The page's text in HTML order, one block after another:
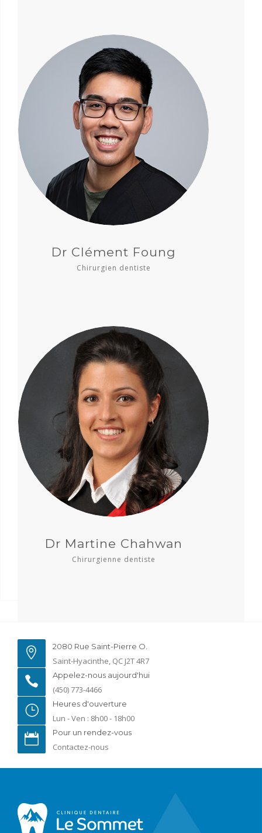
Dr Clément Foung
Chirurgien dentiste
Dr Martine Chahwan
Chirurgienne dentiste
2080 Rue Saint-Pierre O.
Saint-Hyacinthe, QC J2T 4R7
Appelez-nous aujourd'hui
(450) 773-4466
Heures d'ouverture
Lun - Ven : 8h00 - 18h00
Pour un rendez-vous
Contactez-nous